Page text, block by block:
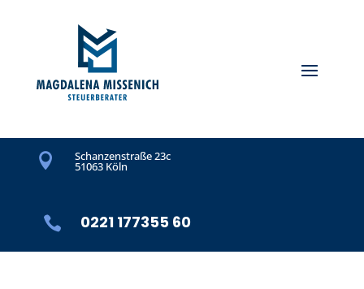
 Schanzenstraße 23c
51063 Köln
 0221 177355 60